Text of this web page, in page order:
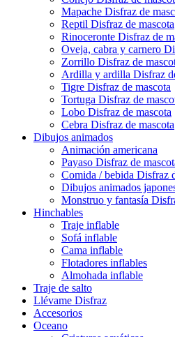
Mapache Disfraz de
Reptil Disfraz de mascota
Rinoceronte Disfraz de
Oveja, cabra y carnero
Zorrillo Disfraz de
Ardilla y ardilla Disfraz
Tigre Disfraz de mascota
Tortuga Disfraz de
Lobo Disfraz de mascota
Cebra Disfraz de mascota
Dibujos animados
Animación americana
Payaso Disfraz de
Comida / bebida Disfraz
Dibujos animados
Monstruo y fantasía
Hinchables
Traje inflable
Sofá inflable
Cama inflable
Flotadores inflables
Almohada inflable
Traje de salto
Llévame Disfraz
Accesorios
Oceano